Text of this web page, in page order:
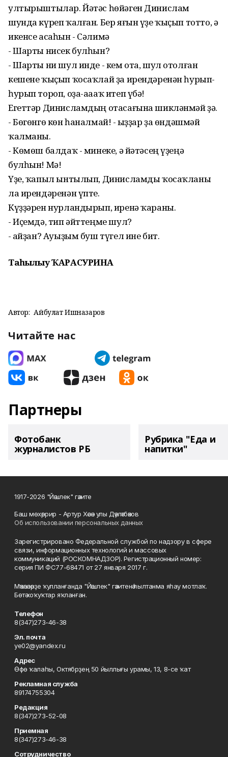
ултырыштылар. Йәтәс һөйәген Динислам
шунда күреп ҡалған. Бер яғын үҙе ҡыҫып тотто, ә
икенсе асаһын - Сәлимә
- Шарты нисек булһын?
- Шарты ни шул инде - кем ота, шул отолған
кешене ҡыҫып ҡосаҡлай ҙа ирендәренән һурып-
һурып тороп, оҙа-аааҡ итеп үбә!
Егеттәр Динисламдың отасағына шикләнмәй ҙә.
- Бөгөнгө көн һаналмай! - Ҡыҙҙар ҙа өндәшмәй
ҡалманы.
- Көмөш балдаҡ - минеке, ә йәтәсең үҙеңә
булһын! Мә!
Үҙе, ҡапыл ынтылып, Динисламды ҡосаҡланы
ла ирендәренән үпте.
Күҙҙәрен нурландырып, иренә ҡараны.
- Иҫемдә, тип әйттеңме шул?
- Ҡайҙан? Ауыҙым буш түгел ине бит.
Таңһылыу ҠАРАСУРИНА
Автор: Айбулат Ишназаров
Читайте нас
Партнеры
Фотобанк
журналистов РБ
Рубрика "Еда и
напитки"
1917-2026 "Йәшлек" гәзите
Баш мөхәррир - Артур Хәсән улы Дәүләтбәков
Об использовании персональных данных
Зарегистрировано Федеральной службой по надзору в сфере
связи, информационных технологий и массовых
коммуникаций (РОСКОМНАДЗОР). Регистрационный номер:
серия ПИ ФС77-68471 от 27 января 2017 г.
Мәҡәләләрҙе ҡулланғанда "Йәшлек" гәзитенә һылтанма яһау мотлаҡ.
Бөтә хоҡуҡтар яҡланған.
Телефон
8(347)273-46-38
Эл. почта
ye02@yandex.ru
Адрес
Өфө ҡалаһы, Октябрҙең 50 йыллығы урамы, 13, 8-се ҡат
Рекламная служба
89174755304
Редакция
8(347)273-52-08
Приемная
8(347)273-46-38
Сотрудничество